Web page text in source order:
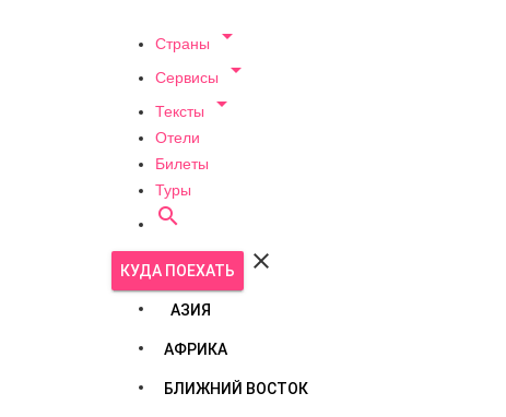
Страны 
Сервисы 
Тексты 
Отели
Билеты
Туры

КУДА ПОЕХАТЬ 
АЗИЯ
АФРИКА
БЛИЖНИЙ ВОСТОК